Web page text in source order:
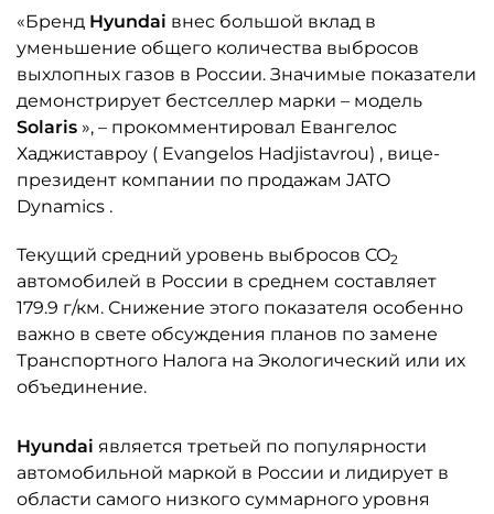
«Бренд Hyundai внес большой вклад в
уменьшение общего количества выбросов
выхлопных газов в России. Значимые показатели
демонстрирует бестселлер марки – модель
Solaris », – прокомментировал Евангелос
Хаджиставроу ( Evangelos Hadjistavrou) , вице-
президент компании по продажам JATO
Dynamics .
Текущий средний уровень выбросов CO2
автомобилей в России в среднем составляет
179.9 г/км. Снижение этого показателя особенно
важно в свете обсуждения планов по замене
Транспортного Налога на Экологический или их
объединение.
Hyundai является третьей по популярности
автомобильной маркой в России и лидирует в
области самого низкого суммарного уровня